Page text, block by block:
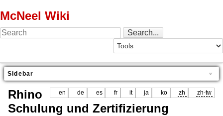
McNeel Wiki
Sidebar
en de es fr it ja ko zh zh-tw
Rhino
Schulung und Zertifizierung